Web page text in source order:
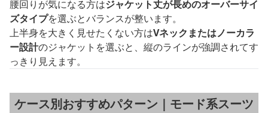
腰回りが気になる方はジャケット丈が長めのオーバーサイ
ズタイプを選ぶとバランスが整います。
上半身を大きく見せたくない方はVネックまたはノーカラ
ー設計のジャケットを選ぶと、縦のラインが強調されてす
っきり見えます。
ケース別おすすめパターン｜モード系スーツ